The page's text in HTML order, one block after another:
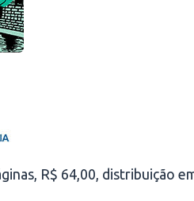
R$ 64,00, distribuição